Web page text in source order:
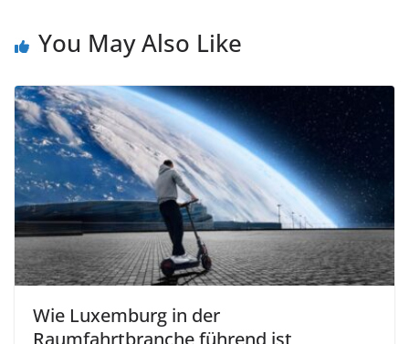
You May Also Like
Wie Luxemburg in der
Raumfahrtbranche führend ist